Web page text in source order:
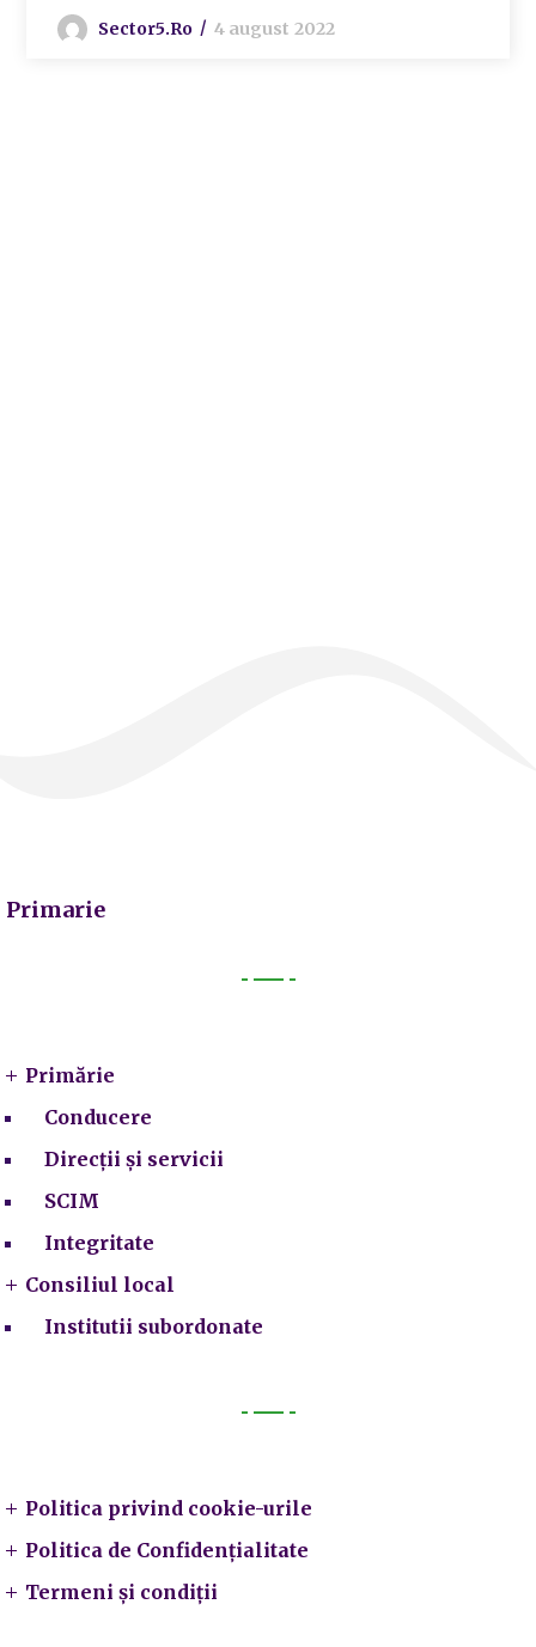
Sector5.ro 4 august 2022
Primarie
Primărie
Conducere
Direcții și servicii
SCIM
Integritate
Consiliul local
Institutii subordonate
Politica privind cookie-urile
Politica de Confidențialitate
Termeni și condiții